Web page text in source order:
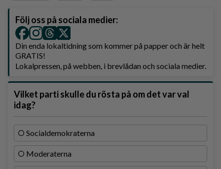
Följ oss på sociala medier:
Din enda lokaltidning som kommer på papper och är helt
GRATIS!
Lokalpressen, på webben, i brevlådan och sociala medier.
Vilket parti skulle du rösta på om det var val
idag?
Socialdemokraterna
Moderaterna